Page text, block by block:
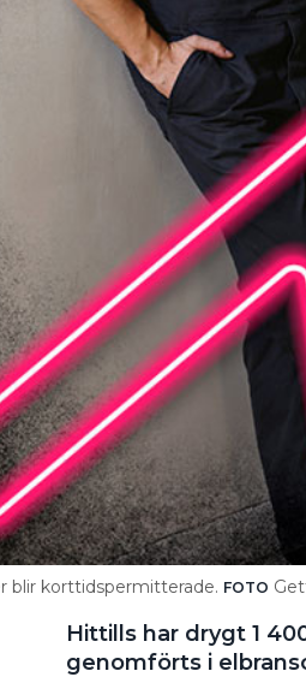
blir korttidspermitterade. FOTO
Hittills har drygt 1
genomförts i